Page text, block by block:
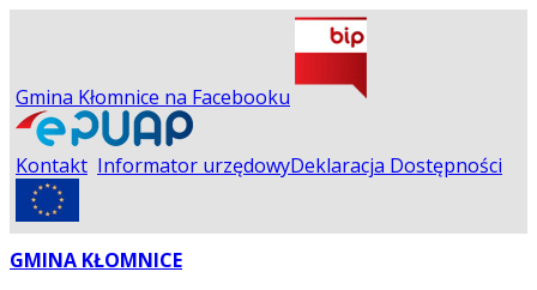
Gmina Kłomnice na Facebooku
Kontakt Informator urzędowyDeklaracja Dostępności
GMINA KŁOMNICE